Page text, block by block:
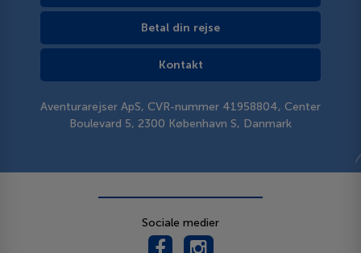
Betal din rejse
Kontakt
Aventurarejser ApS, CVR-nummer 41958804, Center
Boulevard 5, 2300 København S, Danmark
Sociale medier